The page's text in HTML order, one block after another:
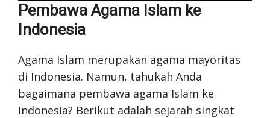
Pembawa Agama Islam ke
Indonesia
Agama Islam merupakan agama mayoritas
di Indonesia. Namun, tahukah Anda
bagaimana pembawa agama Islam ke
Indonesia? Berikut adalah sejarah singkat